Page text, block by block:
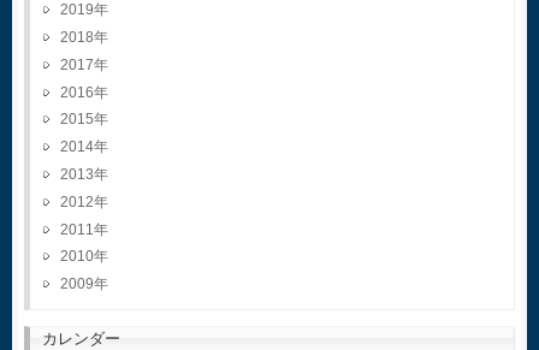
2019
2018
2017
2016
2015
2014
2013
2012
2011
2010
2009
カレンダー